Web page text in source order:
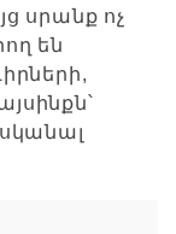
սրանք ոչ
են